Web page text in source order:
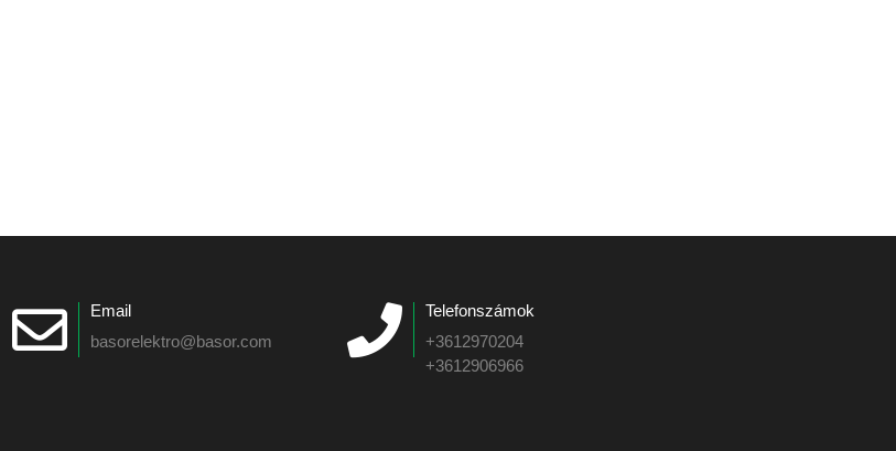
Email
basorelektro@basor.com
Telefonszámok
+3612970204
+3612906966